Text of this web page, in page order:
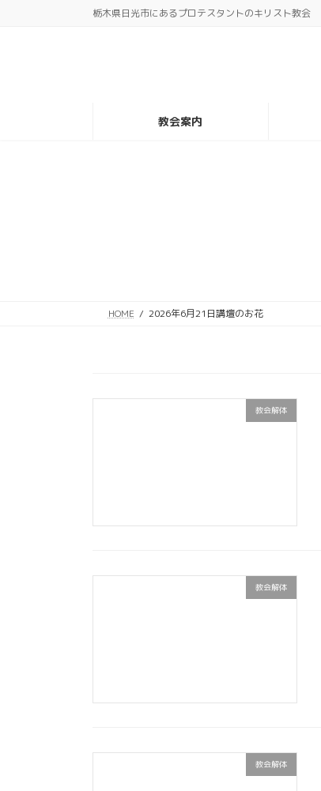
栃木県日光市にあるプロテスタントのキリスト教会
教会案内
HOME 2026年6月21日講壇のお花
教会解体
教会解体
教会解体